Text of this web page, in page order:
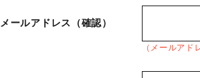
メールアドレス（確認）
（メールア